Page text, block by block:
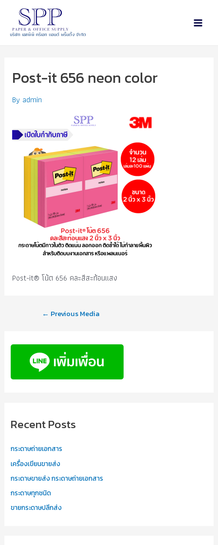
บริษัท เอสพีพี ครีเอท แอนด์ พริ้นติ้ง จำกัด
Post-it 656 neon color
By admin
Post-it® โน้ต 656 คละสีสะท้อนแสง
← Previous Media
Recent Posts
กระดาษถ่ายเอกสาร
เครื่องเขียนขายส่ง
กระดาษขายส่ง กระดาษถ่ายเอกสาร
กระดาษทุกชนิด
ขายกระดาษปลีกส่ง